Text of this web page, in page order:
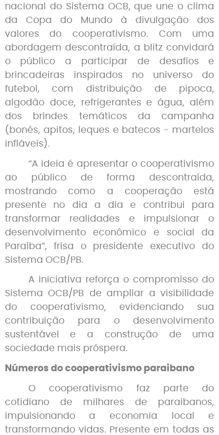
nacional do Sistema OCB, que une o clima
da Copa do Mundo à divulgação dos
valores do cooperativismo. Com uma
abordagem descontraída, a blitz convidará
o público a participar de desafios e
brincadeiras inspirados no universo do
futebol, com distribuição de pipoca,
algodão doce, refrigerantes e água, além
dos brindes temáticos da campanha
(bonés, apitos, leques e batecos - martelos
infláveis).
“A ideia é apresentar o cooperativismo
ao público de forma descontraída,
mostrando como a cooperação está
presente no dia a dia e contribui para
transformar realidades e impulsionar o
desenvolvimento econômico e social da
Paraíba”, frisa o presidente executivo do
Sistema OCB/PB.
A iniciativa reforça o compromisso do
Sistema OCB/PB de ampliar a visibilidade
do cooperativismo, evidenciando sua
contribuição para o desenvolvimento
sustentável e a construção de uma
sociedade mais próspera.
Números do cooperativismo paraibano
O cooperativismo faz parte do
cotidiano de milhares de paraibanos,
impulsionando a economia local e
transformando vidas. Presente em todas as